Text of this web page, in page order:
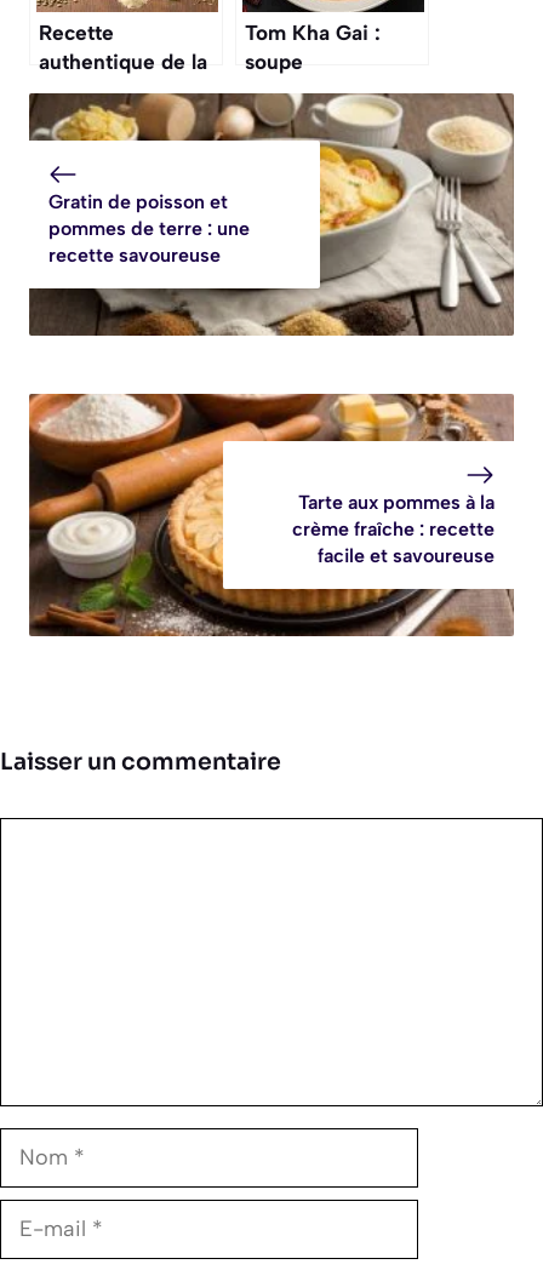
Recette
authentique de la
soupe au caillou
Tom Kha Gai :
soupe
Thaïlandaise au
Poulet
Gratin de poisson et
pommes de terre : une
recette savoureuse
Tarte aux pommes à la
crème fraîche : recette
facile et savoureuse
Laisser un commentaire
Nom
E-